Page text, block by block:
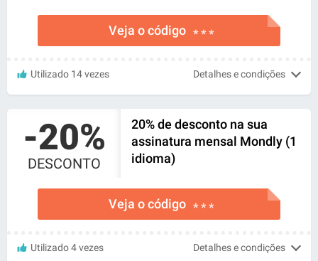
Veja o código * * *
Utilizado 14 vezes Detalhes e condições
-20%
DESCONTO
20% de desconto na sua
assinatura mensal Mondly (1
idioma)
Veja o código * * *
Utilizado 4 vezes Detalhes e condições